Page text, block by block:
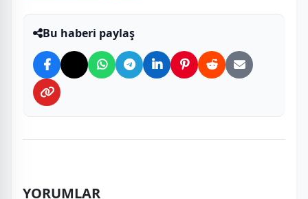
Bu haberi paylaş
YORUMLAR